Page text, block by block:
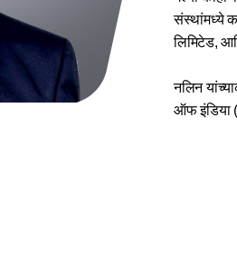
संस्थांमध्ये
लिमिटेड,
नलिन
ऑफ इंडिया